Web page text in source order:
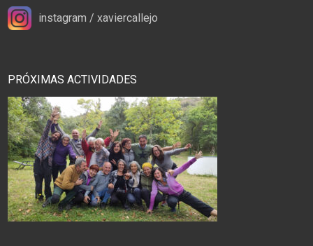
instagram / xaviercallejo
PRÓXIMAS ACTIVIDADES